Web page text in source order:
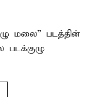
மலை” படத்தின்
படக்குழு